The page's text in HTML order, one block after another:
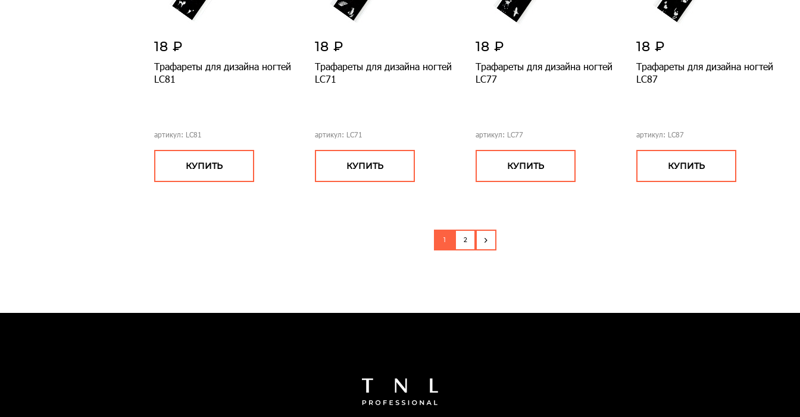
18 ₽
Трафареты для дизайна ногтей
LC81
артикул: LC81
КУПИТЬ
18 ₽
Трафареты для дизайна ногтей
LC71
артикул: LC71
КУПИТЬ
18 ₽
Трафареты для дизайна ногтей
LC77
артикул: LC77
КУПИТЬ
18 ₽
Трафареты для дизайна ногтей
LC87
артикул: LC87
КУПИТЬ
1 2